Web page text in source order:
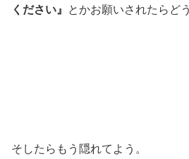
ください』 とかお願いされたらど
そしたらもう隠れてよう。